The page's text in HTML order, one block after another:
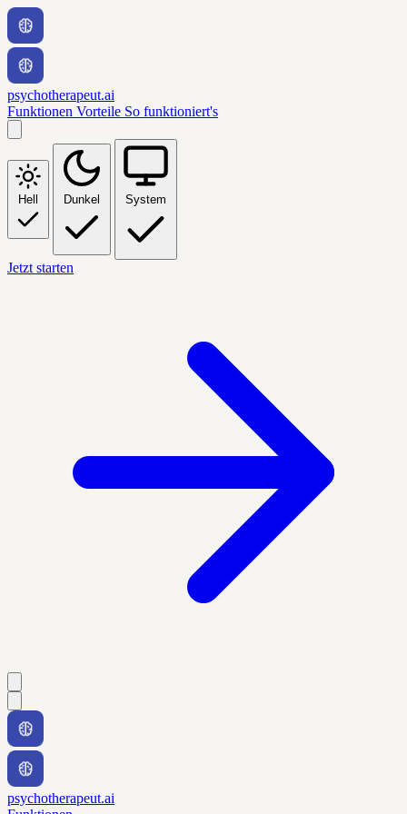
psychotherapeut.ai
Funktionen Vorteile So funktioniert's
Hell Dunkel System
Jetzt starten
psychotherapeut.ai